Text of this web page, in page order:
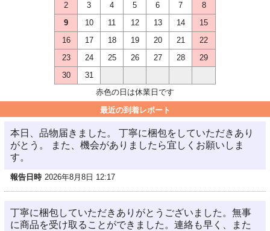
2
3 4 5 6 7
8
9
10 11 12 13 14
15
16
17 18 19 20 21
22
23
24 25 26 27 28
29
30
31
赤色の日は休業日です
最近の到着レポート
本日、品物届きました。 丁寧に梱包をしていただきあり
がとう。 また、機会がありましたら宜しくお願いしま
す。
報告日時 2026年8月8日 12:17
丁寧に梱包していただきありがとうございました。無事
に商品を受け取ることができました。連絡も早く、また